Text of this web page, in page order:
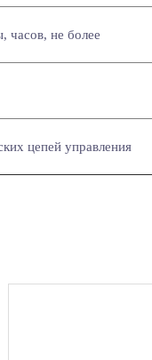
часов, не более
цепей управления